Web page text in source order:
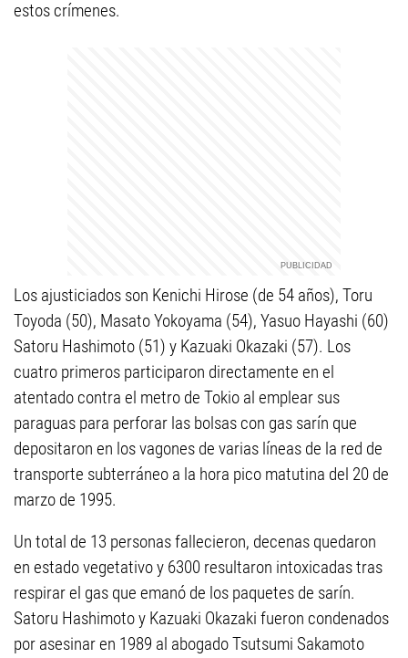
estos crímenes.
Los ajusticiados son Kenichi Hirose (de 54 años), Toru
Toyoda (50), Masato Yokoyama (54), Yasuo Hayashi (60)
Satoru Hashimoto (51) y Kazuaki Okazaki (57). Los
cuatro primeros participaron directamente en el
atentado contra el metro de Tokio al emplear sus
paraguas para perforar las bolsas con gas sarín que
depositaron en los vagones de varias líneas de la red de
transporte subterráneo a la hora pico matutina del 20 de
marzo de 1995.
Un total de 13 personas fallecieron, decenas quedaron
en estado vegetativo y 6300 resultaron intoxicadas tras
respirar el gas que emanó de los paquetes de sarín.
Satoru Hashimoto y Kazuaki Okazaki fueron condenados
por asesinar en 1989 al abogado Tsutsumi Sakamoto